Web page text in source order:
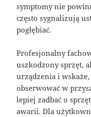
symptomy nie
często sygnalizują
pogłębiać.
Profesjonalny
uszkodzony sprzęt,
urządzenia i
obserwować w
lepiej zadbać o
awarii. Dla